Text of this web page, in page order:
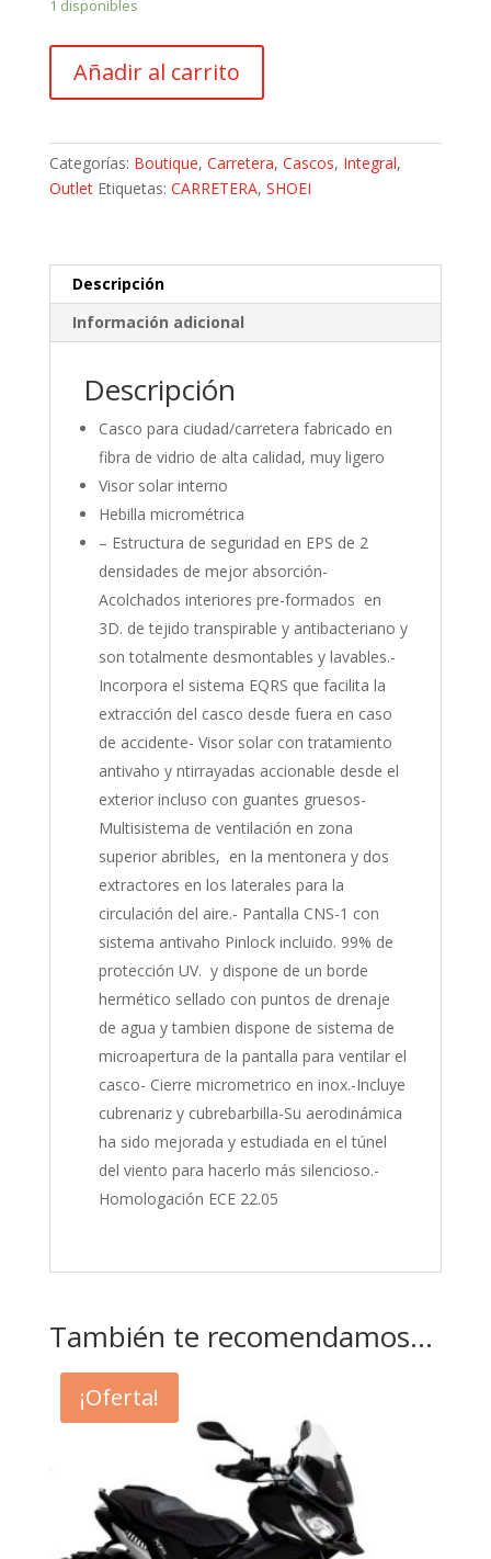
1 disponibles
Shoei
II
Negro
cantidad
Añadir al carrito
Categorías: Boutique, Carretera, Cascos, Integral,
Outlet Etiquetas: CARRETERA, SHOEI
Descripción
Información adicional
Descripción
Casco para ciudad/carretera fabricado en
fibra de vidrio de alta calidad, muy ligero
Visor solar interno
Hebilla micrométrica
– Estructura de seguridad en EPS de 2
densidades de mejor absorción-
Acolchados interiores pre-formados en
3D. de tejido transpirable y antibacteriano y
son totalmente desmontables y lavables.-
Incorpora el sistema EQRS que facilita la
extracción del casco desde fuera en caso
de accidente- Visor solar con tratamiento
antivaho y ntirrayadas accionable desde el
exterior incluso con guantes gruesos-
Multisistema de ventilación en zona
superior abribles, en la mentonera y dos
extractores en los laterales para la
circulación del aire.- Pantalla CNS-1 con
sistema antivaho Pinlock incluido. 99% de
protección UV. y dispone de un borde
hermético sellado con puntos de drenaje
de agua y tambien dispone de sistema de
microapertura de la pantalla para ventilar el
casco- Cierre micrometrico en inox.-Incluye
cubrenariz y cubrebarbilla-Su aerodinámica
ha sido mejorada y estudiada en el túnel
del viento para hacerlo más silencioso.-
Homologación ECE 22.05
También te recomendamos…
¡Oferta!